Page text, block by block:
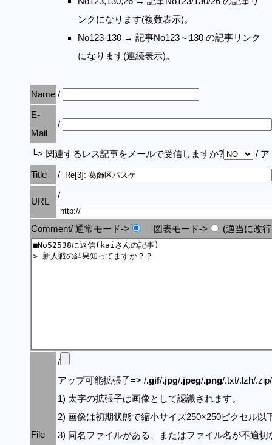
ンクになります(複数表示)。
No123-130 → 記事No123～130 の記事リンク
になります(連続表示)。
Name /
E-
Mail
/
└> 関連するレス記事をメールで受信しますか?
/ ア
Title
/
URL
/
Comment/ 通常モード-> 図表モード-> (適当に改
File
/
アップ可能拡張子=> /.gif/.jpg/.jpeg/.png/.txt/.lzh/
1) 太字の拡張子は画像として認識されます。
2) 画像は初期状態で縮小サイズ250×250ピクセル以
3) 同名ファイルがある、またはファイル名が不適切